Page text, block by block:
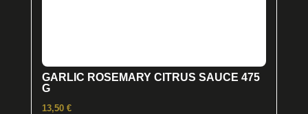
GARLIC ROSEMARY CITRUS SAUCE 475
G
13,50 €